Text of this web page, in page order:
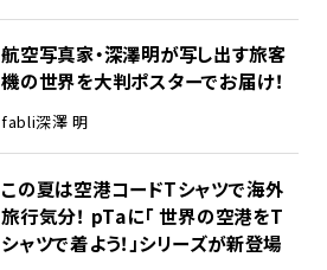
航空写真家・深澤明が写し出す旅客
機の世界を大判ポスターでお届け！
fabli深澤 明
この夏は空港コードTシャツで海外
旅行気分！ pTaに「 世界の空港をT
シャツで着よう！」シリーズが新登場